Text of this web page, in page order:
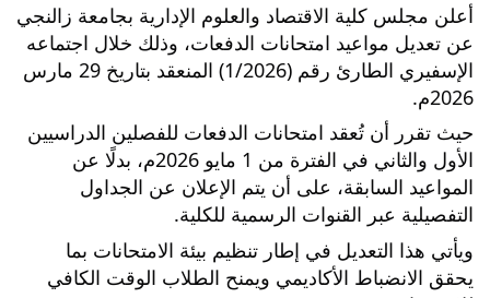
أعلن مجلس كلية الاقتصاد والعلوم الإدارية بجامعة زالنجي
عن تعديل مواعيد امتحانات الدفعات، وذلك خلال اجتماعه
الإسفيري الطارئ رقم (1/2026) المنعقد بتاريخ 29 مارس
2026م.
حيث تقرر أن تُعقد امتحانات الدفعات للفصلين الدراسيين
الأول والثاني في الفترة من 1 مايو 2026م، بدلًا عن
المواعيد السابقة، على أن يتم الإعلان عن الجداول
التفصيلية عبر القنوات الرسمية للكلية.
ويأتي هذا التعديل في إطار تنظيم بيئة الامتحانات بما
يحقق الانضباط الأكاديمي ويمنح الطلاب الوقت الكافي